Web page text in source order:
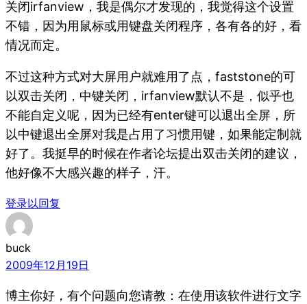
关闭irfanview，我是偶尔才发现的，我觉得这个设置
不错，因为用鼠标或用键盘关闭程序，各有各的好，看
情况而定。
不过这种方式对大屏用户就难用了点，faststone的可
以双击关闭，中键关闭，irfanview默认不是，似乎也
不能自定义呢，因为已经有enter键可以退出全屏，所
以中键退出全屏对我是占用了习惯用键，如果能定制就
好了。我挺早的时候在作者论坛提出双击关闭的建议，
他好像不大感兴趣的样子，汗。
登录以回复
buck
2009年12月19日
博主你好，有个问题向您请教：在使用该软件进行文字